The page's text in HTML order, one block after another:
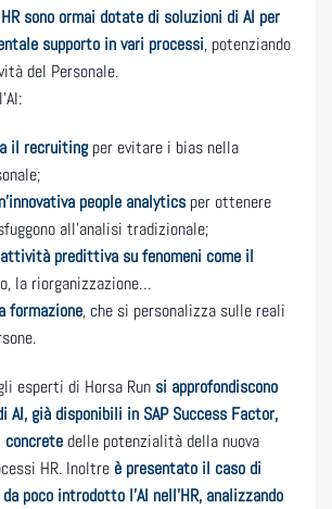
sono ormai dotate di soluzioni di AI per
supporto in vari processi, potenziando
del Personale.
il recruitingper evitare i bias nella
people analytics per ottenere
all’analisi tradizionale;
attività predittiva su fenomeni come il
la riorganizzazione…
formazione, che si personalizza sulle reali
esperti di Horsa Run si approfondiscono
AI, già disponibili in SAP Success Factor,
concrete delle potenzialità della nuova
HR. Inoltre è presentato il caso di
da poco introdotto l’AI nell’HR, analizzando